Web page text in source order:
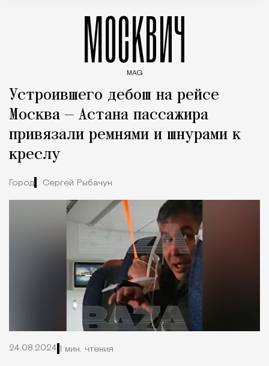
МОСКВИЧ
MAG
Устроившего дебош на рейсе
Москва — Астана пассажира
привязали ремнями и шнурами к
креслу
Город Сергей Рыбачук
24.08.2024 1 мин. чтения